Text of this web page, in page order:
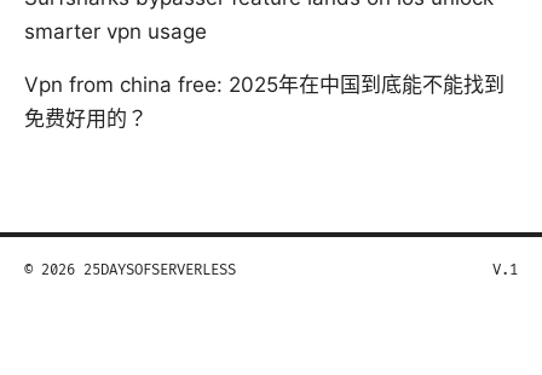
smarter vpn usage
Vpn from china free: 2025年在中国到底能不能找到
免费好用的？
© 2026 25DAYSOFSERVERLESS V.1